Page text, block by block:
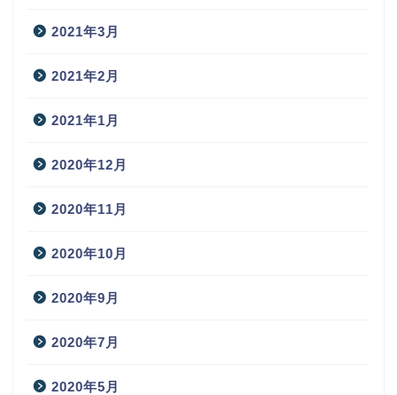
2021年3月
2021年2月
2021年1月
2020年12月
2020年11月
2020年10月
2020年9月
2020年7月
2020年5月